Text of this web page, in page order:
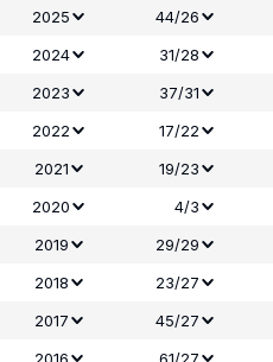
2025 44/26
2024
31/28
2023
37/31
2022
17/22
2021
19/23
2020
4/3
2019
29/29
2018
23/27
2017
45/27
2016
61/27